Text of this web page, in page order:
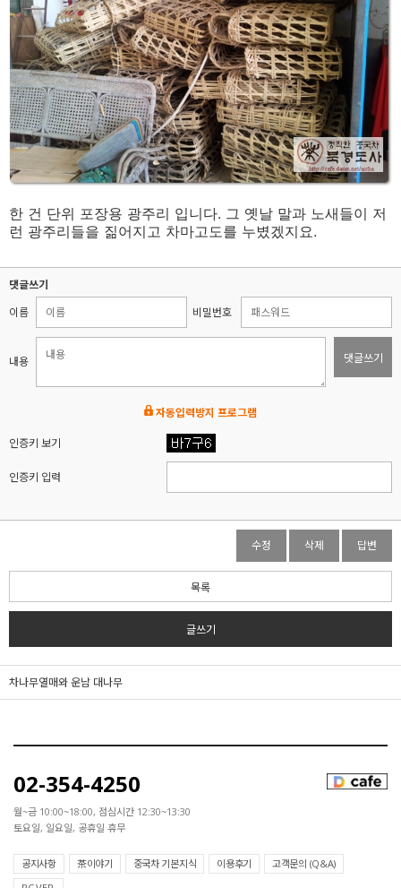
한 건 단위 포장용 광주리 입니다. 그 옛날 말과 노새들이 저
런 광주리들을 짊어지고 차마고도를 누볐겠지요.
댓글쓰기
이름
비밀번호
내용 댓글쓰기
자동입력방지 프로그램
인증키 보기
인증키 입력
수정 삭제 답변
목록
글쓰기
차나무열매와 운남 대나무
02-354-4250
월~금 10:00~18:00, 점심시간 12:30~13:30
토요일, 일요일, 공휴일 휴무
공지사항 茶이야기 중국차 기본지식 이용후기
고객문의 (Q&A)